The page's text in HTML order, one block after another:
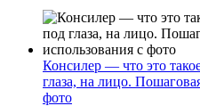
Консилер — что это
глаза, на лицо.
фото